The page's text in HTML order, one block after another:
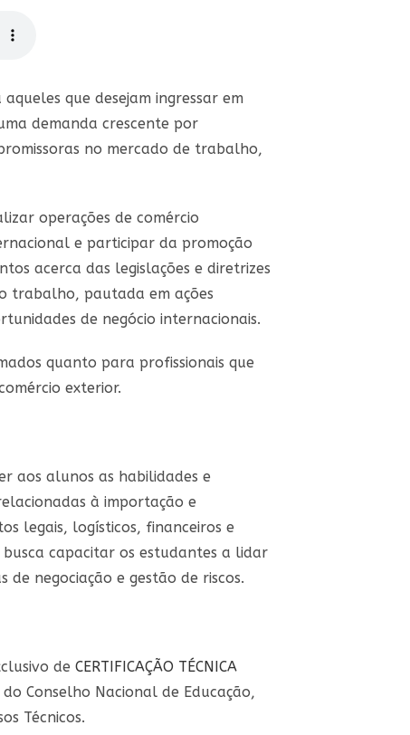
que desejam ingressar em
demanda crescente por
no mercado de trabalho,
operações de comércio
e participar da promoção
acerca das legislações e diretrizes
trabalho, pautada em ações
de negócio internacionais.
quanto para profissionais que
exterior.
aos alunos as habilidades e
à importação e
legais, logísticos, financeiros e
capacitar os estudantes a lidar
negociação e gestão de riscos.
de CERTIFICAÇÃO TÉCNICA
Conselho Nacional de Educação,
Técnicos.